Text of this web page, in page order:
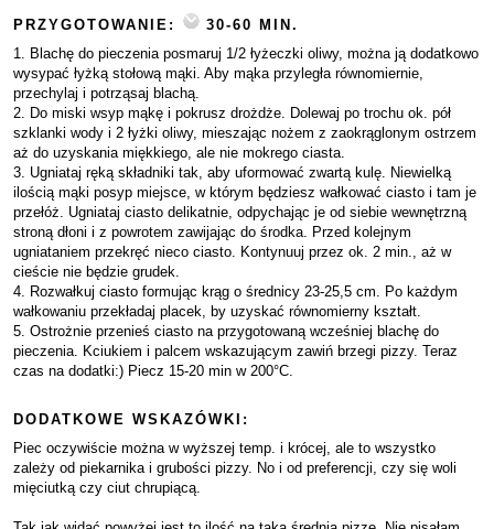
PRZYGOTOWANIE:
30-60 MIN.
1. Blachę do pieczenia posmaruj 1/2 łyżeczki oliwy, można ją dodatkowo
wysypać łyżką stołową mąki. Aby mąka przyległa równomiernie,
przechylaj i potrząsaj blachą.
2. Do miski wsyp mąkę i pokrusz drożdże. Dolewaj po trochu ok. pół
szklanki wody i 2 łyżki oliwy, mieszając nożem z zaokrąglonym ostrzem
aż do uzyskania miękkiego, ale nie mokrego ciasta.
3. Ugniataj ręką składniki tak, aby uformować zwartą kulę. Niewielką
ilością mąki posyp miejsce, w którym będziesz wałkować ciasto i tam je
przełóż. Ugniataj ciasto delikatnie, odpychając je od siebie wewnętrzną
stroną dłoni i z powrotem zawijając do środka. Przed kolejnym
ugniataniem przekręć nieco ciasto. Kontynuuj przez ok. 2 min., aż w
cieście nie będzie grudek.
4. Rozwałkuj ciasto formując krąg o średnicy 23-25,5 cm. Po każdym
wałkowaniu przekładaj placek, by uzyskać równomierny kształt.
5. Ostrożnie przenieś ciasto na przygotowaną wcześniej blachę do
pieczenia. Kciukiem i palcem wskazującym zawiń brzegi pizzy. Teraz
czas na dodatki:) Piecz 15-20 min w 200°C.
DODATKOWE WSKAZÓWKI:
Piec oczywiście można w wyższej temp. i krócej, ale to wszystko
zależy od piekarnika i grubości pizzy. No i od preferencji, czy się woli
mięciutką czy ciut chrupiącą.